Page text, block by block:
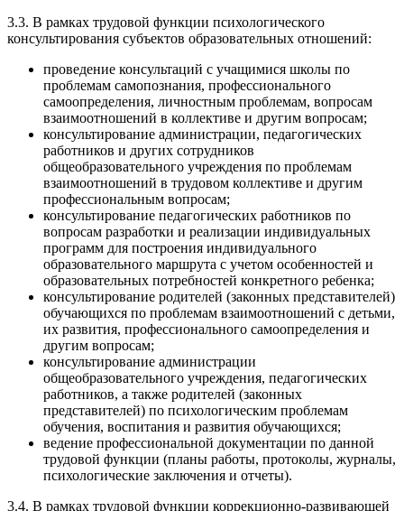
3.3. В рамках трудовой функции психологического
консультирования субъектов образовательных отношений:
проведение консультаций с учащимися школы по
проблемам самопознания, профессионального
самоопределения, личностным проблемам, вопросам
взаимоотношений в коллективе и другим вопросам;
консультирование администрации, педагогических
работников и других сотрудников
общеобразовательного учреждения по проблемам
взаимоотношений в трудовом коллективе и другим
профессиональным вопросам;
консультирование педагогических работников по
вопросам разработки и реализации индивидуальных
программ для построения индивидуального
образовательного маршрута с учетом особенностей и
образовательных потребностей конкретного ребенка;
консультирование родителей (законных представителей)
обучающихся по проблемам взаимоотношений с детьми,
их развития, профессионального самоопределения и
другим вопросам;
консультирование администрации
общеобразовательного учреждения, педагогических
работников, а также родителей (законных
представителей) по психологическим проблемам
обучения, воспитания и развития обучающихся;
ведение профессиональной документации по данной
трудовой функции (планы работы, протоколы, журналы,
психологические заключения и отчеты).
3.4. В рамках трудовой функции коррекционно-развивающей